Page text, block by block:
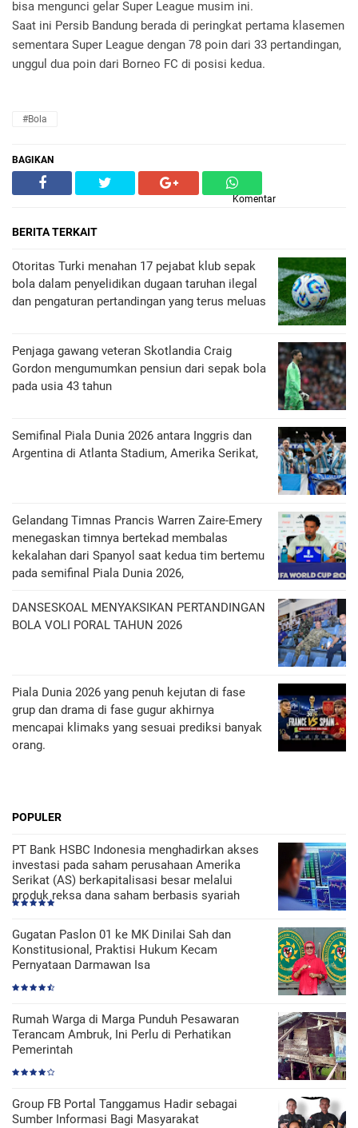
bisa mengunci gelar Super League musim ini.
Saat ini Persib Bandung berada di peringkat pertama klasemen
sementara Super League dengan 78 poin dari 33 pertandingan,
unggul dua poin dari Borneo FC di posisi kedua.
#Bola
BAGIKAN
Komentar
BERITA TERKAIT
Otoritas Turki menahan 17 pejabat klub sepak
bola dalam penyelidikan dugaan taruhan ilegal
dan pengaturan pertandingan yang terus meluas
Penjaga gawang veteran Skotlandia Craig
Gordon mengumumkan pensiun dari sepak bola
pada usia 43 tahun
Semifinal Piala Dunia 2026 antara Inggris dan
Argentina di Atlanta Stadium, Amerika Serikat,
Gelandang Timnas Prancis Warren Zaire-Emery
menegaskan timnya bertekad membalas
kekalahan dari Spanyol saat kedua tim bertemu
pada semifinal Piala Dunia 2026,
DANSESKOAL MENYAKSIKAN PERTANDINGAN
BOLA VOLI PORAL TAHUN 2026
Piala Dunia 2026 yang penuh kejutan di fase
grup dan drama di fase gugur akhirnya
mencapai klimaks yang sesuai prediksi banyak
orang.
POPULER
PT Bank HSBC Indonesia menghadirkan akses
investasi pada saham perusahaan Amerika
Serikat (AS) berkapitalisasi besar melalui
produk reksa dana saham berbasis syariah
Gugatan Paslon 01 ke MK Dinilai Sah dan
Konstitusional, Praktisi Hukum Kecam
Pernyataan Darmawan Isa
Rumah Warga di Marga Punduh Pesawaran
Terancam Ambruk, Ini Perlu di Perhatikan
Pemerintah
Group FB Portal Tanggamus Hadir sebagai
Sumber Informasi Bagi Masyarakat